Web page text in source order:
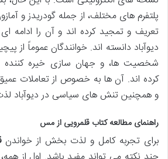
پلتفرم های مختلف، از جمله گودریدز و
تعریف و تمجید کرده اند و آن را ادامه
دیوآباد دانسته اند. خوانندگان عموماً از
شخصیت ها، و جهان سازی خیره کننده
کرده اند. آن ها به خصوص از تعاملات
و همچنین تنش های سیاسی در دیوآباد
راهنمای مطالعه کتاب قلمرویی از مس
برای تجربه کامل و لذت بخش از خواندن